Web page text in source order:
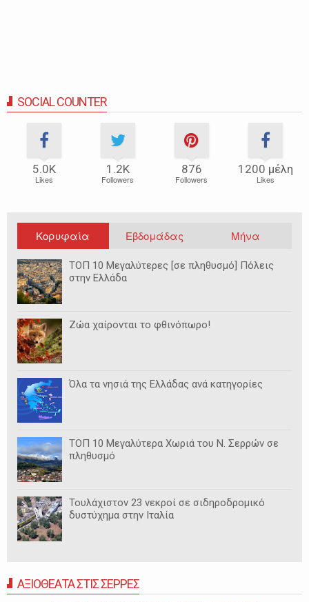
SOCIAL COUNTER
5.0Κ
Likes
1.2Κ
Followers
876
Followers
1200 μέλη
Likes
Κορυφαία Εβδομάδας Μήνα
ΤΟΠ 10 Μεγαλύτερες [σε πληθυσμό] Πόλεις
στην Ελλάδα
Ζώα χαίρονται το φθινόπωρο!
Όλα τα νησιά της Ελλάδας ανά κατηγορίες
ΤΟΠ 10 Μεγαλύτερα Χωριά του Ν. Σερρών σε
πληθυσμό
Τουλάχιστον 23 νεκροί σε σιδηροδρομικό
δυστύχημα στην Ιταλία
ΑΞΙΟΘΕΑΤΑ ΣΤΙΣ ΣΕΡΡΕΣ